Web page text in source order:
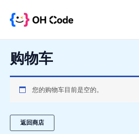
购物车
您的购物车目前是空的。
返回商店